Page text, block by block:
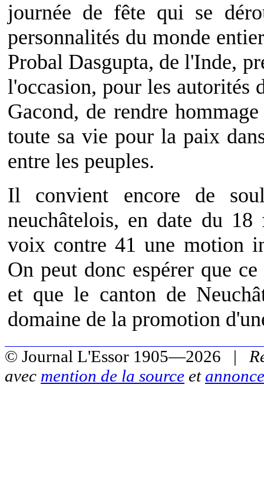
journée de fête qui se
personnalités du monde
Probal Dasgupta, de l'Inde,
l'occasion, pour les autorités
Gacond, de rendre
toute sa vie pour la paix
entre les peuples.
Il convient encore de
neuchâtelois, en date du
voix contre 41 une motion
On peut donc espérer que
et que le canton de
domaine de la promotion
© Journal L'Essor 1905—2026 |
avec mention de la source et